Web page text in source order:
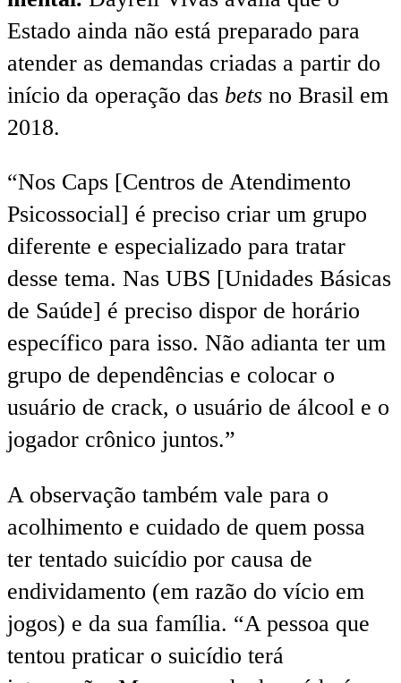
Estado ainda não está preparado para
atender as demandas criadas a partir do
início da operação das bets no Brasil em
2018.
“Nos Caps [Centros de Atendimento
Psicossocial] é preciso criar um grupo
diferente e especializado para tratar
desse tema. Nas UBS [Unidades Básicas
de Saúde] é preciso dispor de horário
específico para isso. Não adianta ter um
grupo de dependências e colocar o
usuário de crack, o usuário de álcool e o
jogador crônico juntos.”
A observação também vale para o
acolhimento e cuidado de quem possa
ter tentado suicídio por causa de
endividamento (em razão do vício em
jogos) e da sua família. “A pessoa que
tentou praticar o suicídio terá